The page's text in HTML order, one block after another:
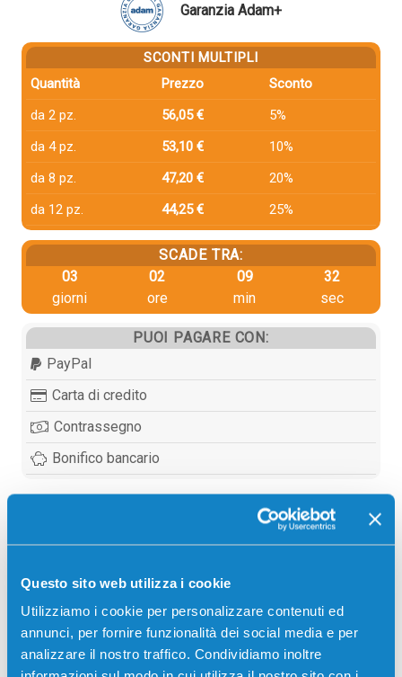
Questo sito web utilizza i cookie
Utilizziamo i cookie per personalizzare contenuti ed
annunci, per fornire funzionalità dei social media e per
analizzare il nostro traffico. Condividiamo inoltre
Garanzia Adam+
SCONTI MULTIPLI
Quantità
Prezzo
Sconto
da 2 pz.
56,05 €
5%
da 4 pz.
53,10 €
10%
da 8 pz.
47,20 €
20%
da 12 pz.
44,25 € 25%
SCADE TRA:
03
giorni
02
ore
09
min
31
sec
PUOI PAGARE CON:
PayPal
Carta di credito
Contrassegno
Bonifico bancario
Descrizione
pagine per Stampanti: Lexmark M1140, Lexmark
M1145, Lexmark M3150, Lexmark XM1140, Lexmark
XM1145, Lexmark XM3150